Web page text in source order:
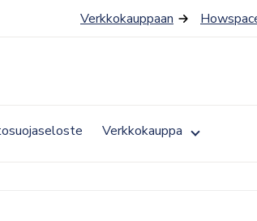
Verkkokauppaan
Verkkokauppa Toggle